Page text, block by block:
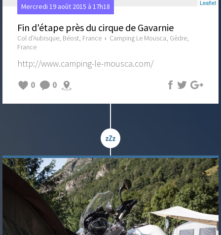
Leaflet
Mercredi 19 août 2015 à 17h18
Fin d'étape près du cirque de Gavarnie
Col d'Aubisque, Béost, France › Camping Le Mousca, Gèdre,
France
http://www.camping-le-mousca.com/
0
0